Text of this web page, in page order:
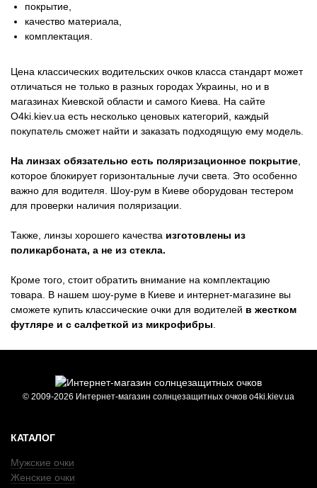
покрытие,
качество материала,
комплектация.
Цена классических водительских очков класса стандарт может
отличаться не только в разных городах Украины, но и в
магазинах Киевской области и самого Киева. На сайте
O4ki.kiev.ua есть несколько ценовых категорий, каждый
покупатель сможет найти и заказать подходящую ему модель.
На линзах обязательно есть поляризационное покрытие,
которое блокирует горизонтальные лучи света. Это особенно
важно для водителя. Шоу-рум в Киеве оборудован тестером
для проверки наличия поляризации.
Также, линзы хорошего качества изготовлены из
поликарбоната, а не из стекла.
Кроме того, стоит обратить внимание на комплектацию
товара. В нашем шоу-руме в Киеве и интернет-магазине вы
сможете купить классические очки для водителей в жестком
футляре и с салфеткой из микрофибры.
© 2009-2026 Интернет-магазин солнцезащитных очков o4ki.kiev.ua
КАТАЛОГ
Мужские очки
Женские очки